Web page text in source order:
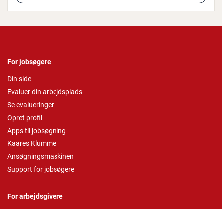
For jobsøgere
Din side
Evaluer din arbejdsplads
Se evalueringer
Opret profil
Apps til jobsøgning
Kaares Klumme
Ansøgningsmaskinen
Support for jobsøgere
For arbejdsgivere